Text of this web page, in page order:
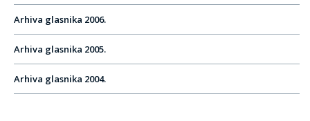
Arhiva glasnika 2006.
Arhiva glasnika 2005.
Arhiva glasnika 2004.